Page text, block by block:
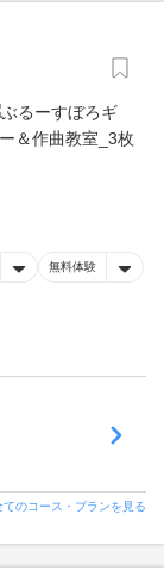
無料体験
てのコース・プランを見る